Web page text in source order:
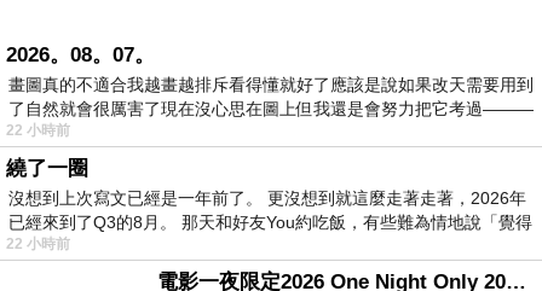
2026。08。07。
畫圖真的不適合我越畫越排斥看得懂就好了應該是說如果改天需要用到
了自然就會很厲害了現在沒心思在圖上但我還是會努力把它考過———
22 小時前
繞了一圈
沒想到上次寫文已經是一年前了。 更沒想到就這麼走著走著，2026年
已經來到了Q3的8月。 那天和好友You約吃飯，有些難為情地說「覺得
22 小時前
電影一夜限定2026 One Night Only 2026 movie